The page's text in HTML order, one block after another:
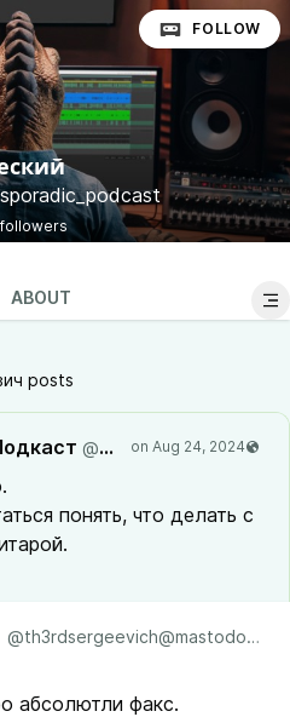
FOLLOW
ABOUT
posts
@sporadic_podcast
понять, что делать с
@th3rdsergeevich@mastodon.ml
абсолютли факс.